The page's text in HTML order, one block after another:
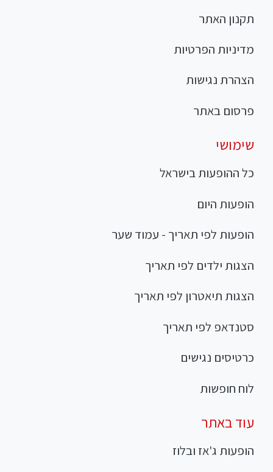
תקנון האתר
מדיניות הפרטיות
הצהרת נגישות
פרסום באתר
שימושי
כל ההופעות בישראל
הופעות היום
הופעות לפי תאריך - עמוד שער
הצגות ילדים לפי תאריך
הצגות תיאטרון לפי תאריך
סטנדאפ לפי תאריך
כרטיסים נגישים
לוח חופשות
עוד באתר
הופעות ג'אז ובלוז